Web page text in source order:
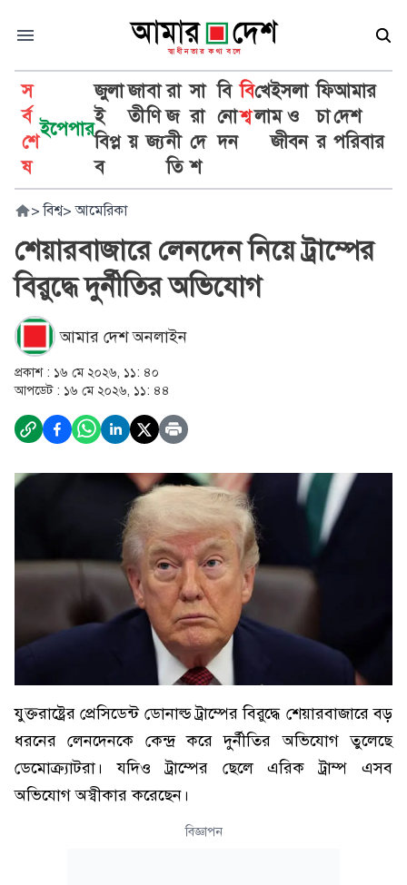
স
র্ব
শে
ষ
ইপেপার
জুলা
ই
বিপ্ল
ব
জা
তী
য়
বা
ণি
জ্য
রা
জ
নী
তি
সা
রা
দে
শ
বি
নো
দন
বি
শ্ব
খে
লা
ইসলা
ম ও
জীবন
ফি
চা
র
আমার
দেশ
পরিবার
> বিশ্ব> আমেরিকা
শেয়ারবাজারে লেনদেন নিয়ে ট্রাম্পের
বিরুদ্ধে দুর্নীতির অভিযোগ
আমার দেশ অনলাইন
প্রকাশ : ১৬ মে ২০২৬, ১১: ৪০
আপডেট : ১৬ মে ২০২৬, ১১: ৪৪
যুক্তরাষ্ট্রের প্রেসিডেন্ট ডোনাল্ড ট্রাম্পের বিরুদ্ধে শেয়ারবাজারে বড়
ধরনের লেনদেনকে কেন্দ্র করে দুর্নীতির অভিযোগ তুলেছে
ডেমোক্র্যাটরা। যদিও ট্রাম্পের ছেলে এরিক ট্রাম্প এসব
অভিযোগ অস্বীকার করেছেন।
বিজ্ঞাপন